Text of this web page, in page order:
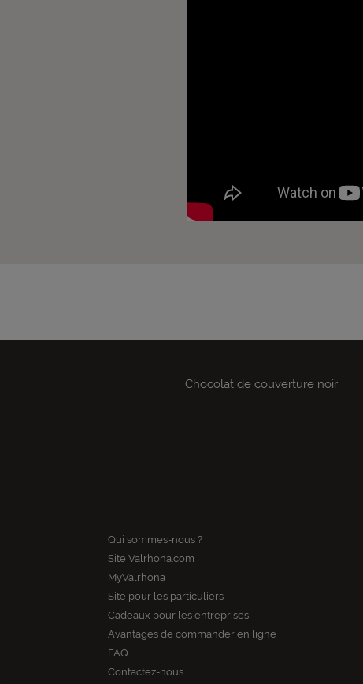
Chocolat de couverture noir
Qui sommes-nous ?
Site Valrhona.com
MyValrhona
Site pour les particuliers
Cadeaux pour les entreprises
Avantages de commander en ligne
FAQ
Contactez-nous